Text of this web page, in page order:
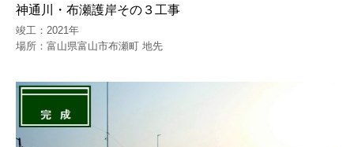
神通川・布瀬護岸その３工事
竣工：2021年
場所：富山県富山市布瀬町 地先